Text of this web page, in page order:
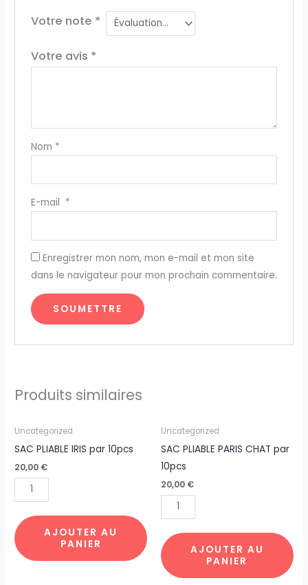
Votre note *
Votre avis *
Nom *
E-mail *
Enregistrer mon nom, mon e-mail et mon site
dans le navigateur pour mon prochain commentaire.
Produits similaires
Uncategorized
SAC PLIABLE IRIS par 10pcs
20,00 €
quantité
de
SAC
PLIABLE
10pcs
AJOUTER AU
PANIER
Uncategorized
SAC PLIABLE PARIS CHAT par
10pcs
20,00 €
quantité
de
SAC
PLIABLE
PARIS
CHAT
10pcs
AJOUTER AU
PANIER